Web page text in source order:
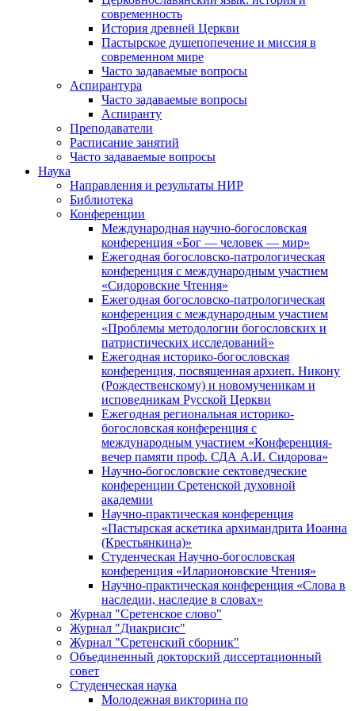
современность
История древней Церкви
Пастырское душепопечение и миссия в
современном мире
Часто задаваемые вопросы
Аспирантура
Часто задаваемые вопросы
Аспиранту
Преподаватели
Расписание занятий
Часто задаваемые вопросы
Наука
Направления и результаты НИР
Библиотека
Конференции
Международная научно-богословская
конференция «Бог — человек — мир»
Ежегодная богословско-патрологическая
конференция с международным участием
«Сидоровские Чтения»
Ежегодная богословско-патрологическая
конференция с международным участием
«Проблемы методологии богословских и
патристических исследований»
Ежегодная историко-богословская
конференция, посвященная архиеп. Никону
(Рождественскому) и новомученикам и
исповедникам Русской Церкви
Ежегодная региональная историко-
богословская конференция с
международным участием «Конференция-
вечер памяти проф. СДА А.И. Сидорова»
Научно-богословские сектоведческие
конференции Сретенской духовной
академии
Научно-практическая конференция
«Пастырская аскетика архимандрита Иоанна
(Крестьянкина)»
Студенческая Научно-богословская
конференция «Иларионовские Чтения»
Научно-практическая конференция «Cлова в
наследии, наследие в словах»
Журнал "Сретенское слово"
Журнал "Диакрисис"
Журнал "Сретенский сборник"
Объединенный докторский диссертационный
совет
Студенческая наука
Молодежная викторина по